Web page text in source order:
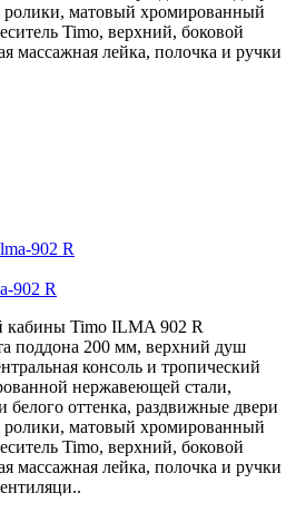
матовый хромированный
Timo, верхний, боковой
массажная лейка, полочка и ручки
902 R
кабины Timo ILMA 902 R
поддона 200 мм, верхний душ
консоль и тропический
нержавеющей стали,
белого оттенка, раздвижные двери
матовый хромированный
Timo, верхний, боковой
массажная лейка, полочка и ручки